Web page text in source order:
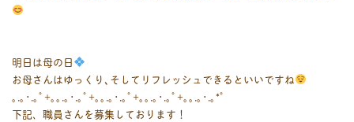
明日は母の日
お母さんはゆっくり､そしてリフレッシュできるといいですね
｡.｡･.｡ﾟ+｡｡.｡･.｡ﾟ+｡｡.｡･.｡ﾟ+｡｡.｡･.｡ﾟ+｡｡.｡･.｡*ﾟ
下記、職員さんを募集しております！